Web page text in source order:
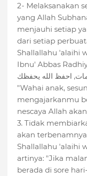
2- Melaksanakan
yang Allah
menjauhi setiap
dari setiap
Shallallahu 'alaihi
Ibnu' Abbas
"Wahai anak,
mengajarkanmu
nescaya Allah
3. Tidak
akan
Shallallahu 'alaihi
artinya: "Jika
berada di sore